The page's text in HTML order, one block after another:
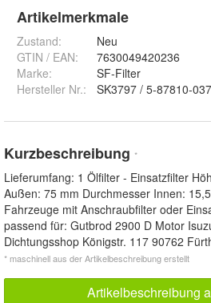
Artikelmerkmale
Zustand:
Neu
GTIN / EAN:
7630049420236
Marke:
SF-Filter
Hersteller Nr.:
SK3797 / 5-87810-037
Kurzbeschreibung *
Lieferumfang: 1 Ölfilter - Einsatzfilter
Außen: 75 mm Durchmesser Innen:
Fahrzeuge mit Anschraubfilter oder
passend für: Gutbrod 2900 D Motor
Dichtungsshop Königstr. 117 90762
* maschinell aus der Artikelbeschreibung erstellt
Artikelbeschreibung